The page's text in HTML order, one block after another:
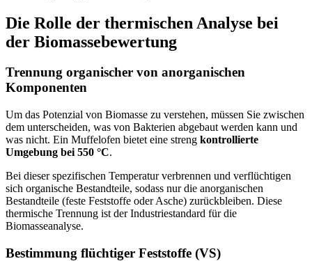
Die Rolle der thermischen Analyse bei
der Biomassebewertung
Trennung organischer von anorganischen
Komponenten
Um das Potenzial von Biomasse zu verstehen, müssen Sie zwischen
dem unterscheiden, was von Bakterien abgebaut werden kann und
was nicht. Ein Muffelofen bietet eine streng kontrollierte
Umgebung bei 550 °C.
Bei dieser spezifischen Temperatur verbrennen und verflüchtigen
sich organische Bestandteile, sodass nur die anorganischen
Bestandteile (feste Feststoffe oder Asche) zurückbleiben. Diese
thermische Trennung ist der Industriestandard für die
Biomasseanalyse.
Bestimmung flüchtiger Feststoffe (VS)